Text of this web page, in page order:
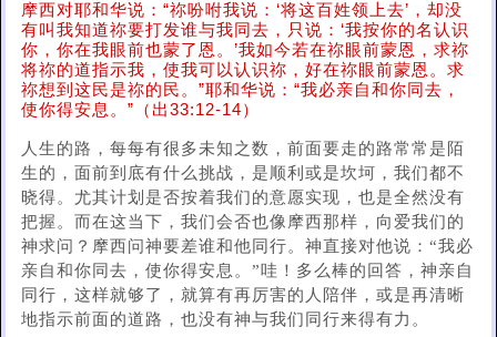
摩西对耶和华说：“祢吩咐我说：‘将这百姓领上去’，却没
有叫我知道祢要打发谁与我同去，只说：‘我按你的名认识
你，你在我眼前也蒙了恩。’我如今若在祢眼前蒙恩，求祢
将祢的道指示我，使我可以认识祢，好在祢眼前蒙恩。求
祢想到这民是祢的民。”耶和华说：“我必亲自和你同去，
使你得安息。”（出33:12-14）
人生的路，每每有很多未知之数，前面要走的路常常是陌
生的，面前到底有什么挑战，是顺利或是坎坷，我们都不
晓得。尤其计划是否按着我们的意愿实现，也是全然没有
把握。而在这当下，我们会否也像摩西那样，向爱我们的
神求问？摩西问神要差谁和他同行。神直接对他说：“我必
亲自和你同去，使你得安息。”哇！多么棒的回答，神亲自
同行，这样就够了，就算有再厉害的人陪伴，或是再清晰
地指示前面的道路，也没有神与我们同行来得有力。